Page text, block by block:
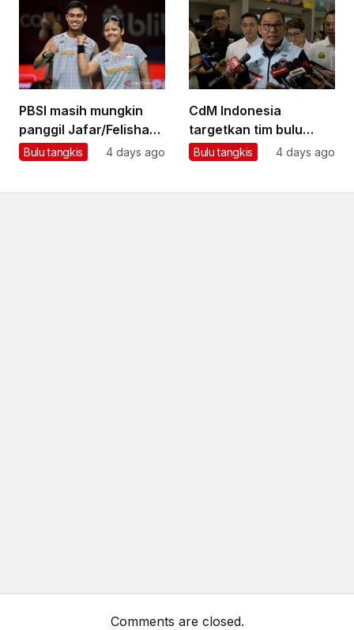
PBSI masih mungkin
panggil Jafar/Felisha
untuk Asian Games
Bulu tangkis 4 days ago
CdM Indonesia
targetkan tim bulu
tangkis boyong emas
Bulu tangkis 4 days ago
Comments are closed.